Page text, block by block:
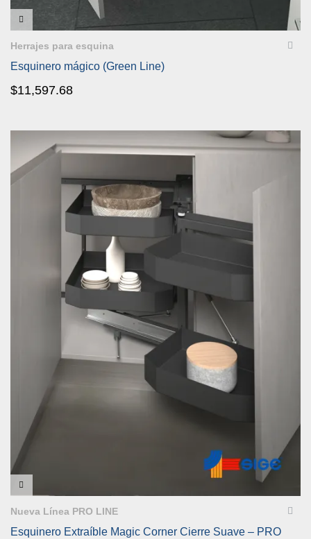
Herrajes para esquina
Esquinero mágico (Green Line)
$11,597.68
Nueva Línea PRO LINE
Esquinero Extraíble Magic Corner Cierre Suave – PRO